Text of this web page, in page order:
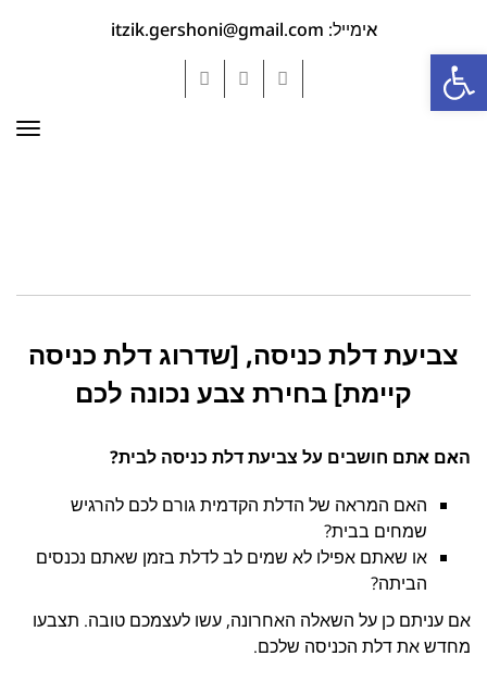
פתח סרגל נגישות
אימייל: itzik.gershoni@gmail.com
Facebook
Google+
YouTube
צביעת דלת כניסה, [שדרוג דלת כניסה
קיימת] בחירת צבע נכונה לכם
האם אתם חושבים על צביעת דלת כניסה לבית?
האם המראה של הדלת הקדמית גורם לכם להרגיש
שמחים בבית?
או שאתם אפילו לא שמים לב לדלת בזמן שאתם נכנסים
הביתה?
אם עניתם כן על השאלה האחרונה, עשו לעצמכם טובה. תצבעו
מחדש את דלת הכניסה שלכם.